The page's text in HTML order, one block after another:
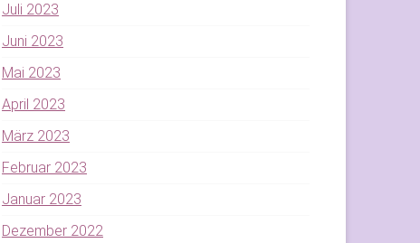
Juli 2023
Juni 2023
Mai 2023
April 2023
März 2023
Februar 2023
Januar 2023
Dezember 2022